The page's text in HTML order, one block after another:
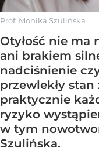
Prof. Monika Szulińska
Otyłość nie ma
ani brakiem
nadciśnienie
przewlekły
praktycznie
ryzyko
w tym
Szulińska.